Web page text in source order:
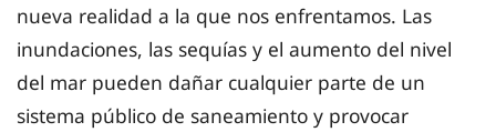
nueva realidad a la que nos enfrentamos. Las
inundaciones, las sequías y el aumento del nivel
del mar pueden dañar cualquier parte de un
sistema público de saneamiento y provocar